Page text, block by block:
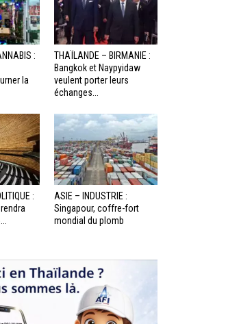
:
la
THAÏLANDE – BIRMANIE :
Bangkok et Naypyidaw
veulent porter leurs
échanges...
:
ASIE – INDUSTRIE :
Singapour, coffre-fort
mondial du plomb